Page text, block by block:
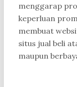
menggarap
keperluan
membuat
situs jual beli
maupun